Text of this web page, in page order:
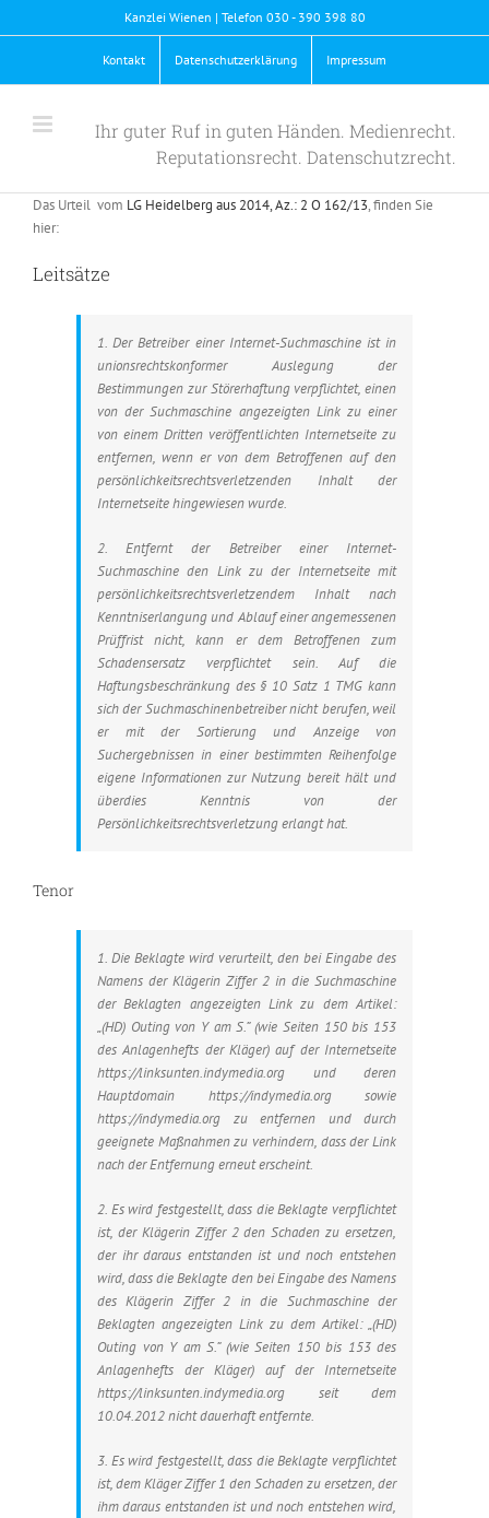
to
Kanzlei Wienen | Telefon 030 - 390 398 80
Kontakt Datenschutzerklärung Impressum
Ihr guter Ruf in guten Händen. Medienrecht.
Reputationsrecht. Datenschutzrecht.
Das Urteil vom LG Heidelberg aus 2014, Az.: 2 O 162/13, finden Sie
hier:
Leitsätze
1. Der Betreiber einer Internet-Suchmaschine ist in
unionsrechtskonformer Auslegung der
Bestimmungen zur Störerhaftung verpflichtet, einen
von der Suchmaschine angezeigten Link zu einer
von einem Dritten veröffentlichten Internetseite zu
entfernen, wenn er von dem Betroffenen auf den
persönlichkeitsrechtsverletzenden Inhalt der
Internetseite hingewiesen wurde.
2. Entfernt der Betreiber einer Internet-
Suchmaschine den Link zu der Internetseite mit
persönlichkeitsrechtsverletzendem Inhalt nach
Kenntniserlangung und Ablauf einer angemessenen
Prüffrist nicht, kann er dem Betroffenen zum
Schadensersatz verpflichtet sein. Auf die
Haftungsbeschränkung des § 10 Satz 1 TMG kann
sich der Suchmaschinenbetreiber nicht berufen, weil
er mit der Sortierung und Anzeige von
Suchergebnissen in einer bestimmten Reihenfolge
eigene Informationen zur Nutzung bereit hält und
überdies Kenntnis von der
Persönlichkeitsrechtsverletzung erlangt hat.
Tenor
1. Die Beklagte wird verurteilt, den bei Eingabe des
Namens der Klägerin Ziffer 2 in die Suchmaschine
der Beklagten angezeigten Link zu dem Artikel:
„(HD) Outing von Y am S.” (wie Seiten 150 bis 153
des Anlagenhefts der Kläger) auf der Internetseite
https://linksunten.indymedia.org und deren
Hauptdomain https://indymedia.org sowie
https://indymedia.org zu entfernen und durch
geeignete Maßnahmen zu verhindern, dass der Link
nach der Entfernung erneut erscheint.
2. Es wird festgestellt, dass die Beklagte verpflichtet
ist, der Klägerin Ziffer 2 den Schaden zu ersetzen,
der ihr daraus entstanden ist und noch entstehen
wird, dass die Beklagte den bei Eingabe des Namens
des Klägerin Ziffer 2 in die Suchmaschine der
Beklagten angezeigten Link zu dem Artikel: „(HD)
Outing von Y am S.” (wie Seiten 150 bis 153 des
Anlagenhefts der Kläger) auf der Internetseite
https://linksunten.indymedia.org seit dem
10.04.2012 nicht dauerhaft entfernte.
3. Es wird festgestellt, dass die Beklagte verpflichtet
ist, dem Kläger Ziffer 1 den Schaden zu ersetzen, der
ihm daraus entstanden ist und noch entstehen wird,